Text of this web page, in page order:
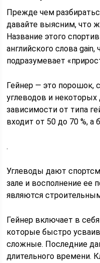
Прежде чем
давайте выясним, что
Название этого
английского слова
подразумевает
Гейнер — это порошок,
углеводов и
зависимости от типа
входит от 50 до 70 %, а
.
Углеводы дают
зале и восполнение ее
являются
Гейнер включает в
которые быстро
сложные. Последние
длительного времени.